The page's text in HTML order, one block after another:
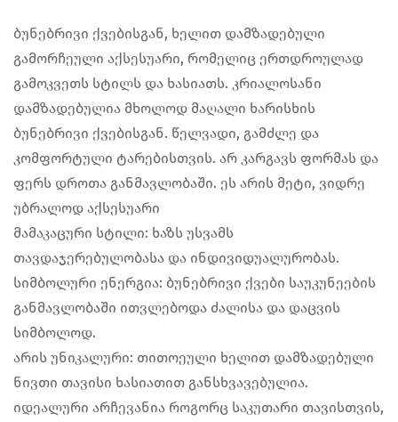
ბუნებრივი ქვებისგან, ხელით დამზადებული
გამორჩეული აქსესუარი, რომელიც ერთდროულად
გამოკვეთს სტილს და ხასიათს. კრიალოსანი
დამზადებულია მხოლოდ მაღალი ხარისხის
ბუნებრივი ქვებისგან. წელვადი, გამძლე და
კომფორტული ტარებისთვის. არ კარგავს ფორმას და
ფერს დროთა განმავლობაში. ეს არის მეტი, ვიდრე
უბრალოდ აქსესუარი
მამაკაცური სტილი: ხაზს უსვამს
თავდაჯერებულობასა და ინდივიდუალურობას.
სიმბოლური ენერგია: ბუნებრივი ქვები საუკუნეების
განმავლობაში ითვლებოდა ძალისა და დაცვის
სიმბოლოდ.
არის უნიკალური: თითოეული ხელით დამზადებული
ნივთი თავისი ხასიათით განსხვავებულია.
იდეალური არჩევანია როგორც საკუთარი თავისთვის,